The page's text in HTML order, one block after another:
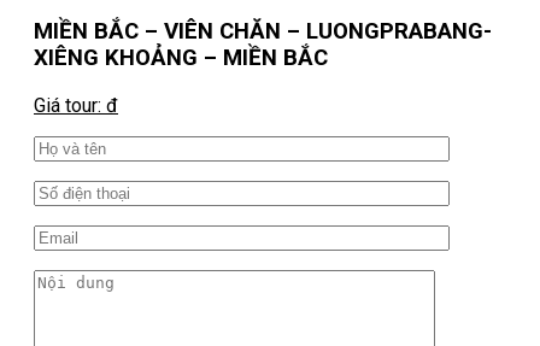
MIỀN BẮC – VIÊN CHĂN – LUONGPRABANG-
XIÊNG KHOẢNG – MIỀN BẮC
Giá tour: đ